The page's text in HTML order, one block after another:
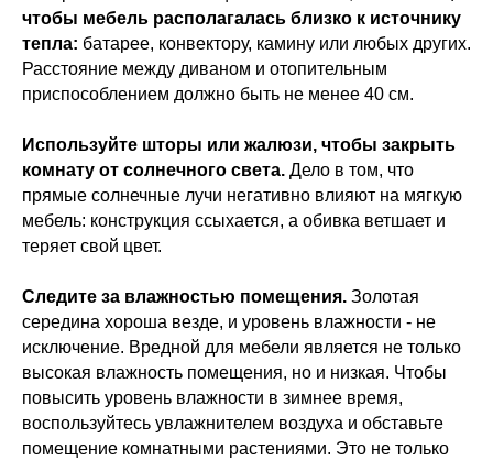
чтобы мебель располагалась близко к источнику
тепла: батарее, конвектору, камину или любых других.
Расстояние между диваном и отопительным
приспособлением должно быть не менее 40 см.
Используйте шторы или жалюзи, чтобы закрыть
комнату от солнечного света. Дело в том, что
прямые солнечные лучи негативно влияют на мягкую
мебель: конструкция ссыхается, а обивка ветшает и
теряет свой цвет.
Следите за влажностью помещения. Золотая
середина хороша везде, и уровень влажности - не
исключение. Вредной для мебели является не только
высокая влажность помещения, но и низкая. Чтобы
повысить уровень влажности в зимнее время,
воспользуйтесь увлажнителем воздуха и обставьте
помещение комнатными растениями. Это не только